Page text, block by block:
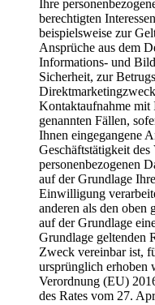
Ihre
berechtigten
beispielsweise zur
Ansprüche aus dem
Informations- und
Sicherheit, zur
Kontaktaufnahme mit
genannten Fällen,
Ihnen eingegangene
Geschäftstätigkeit
personenbezogenen
auf der Grundlage
Einwilligung
anderen als den oben
auf der Grundlage
Grundlage geltenden
Zweck vereinbar ist,
ursprünglich erhoben
Verordnung (EU)
des Rates vom 27.